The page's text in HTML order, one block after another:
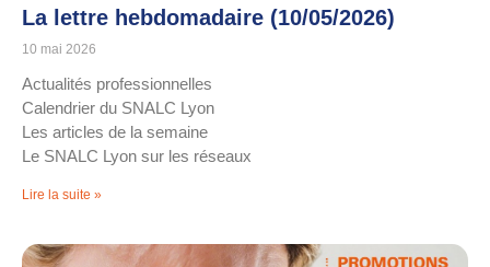
La lettre hebdomadaire (10/05/2026)
10 mai 2026
Actualités professionnelles
Calendrier du SNALC Lyon
Les articles de la semaine
Le SNALC Lyon sur les réseaux
Lire la suite »